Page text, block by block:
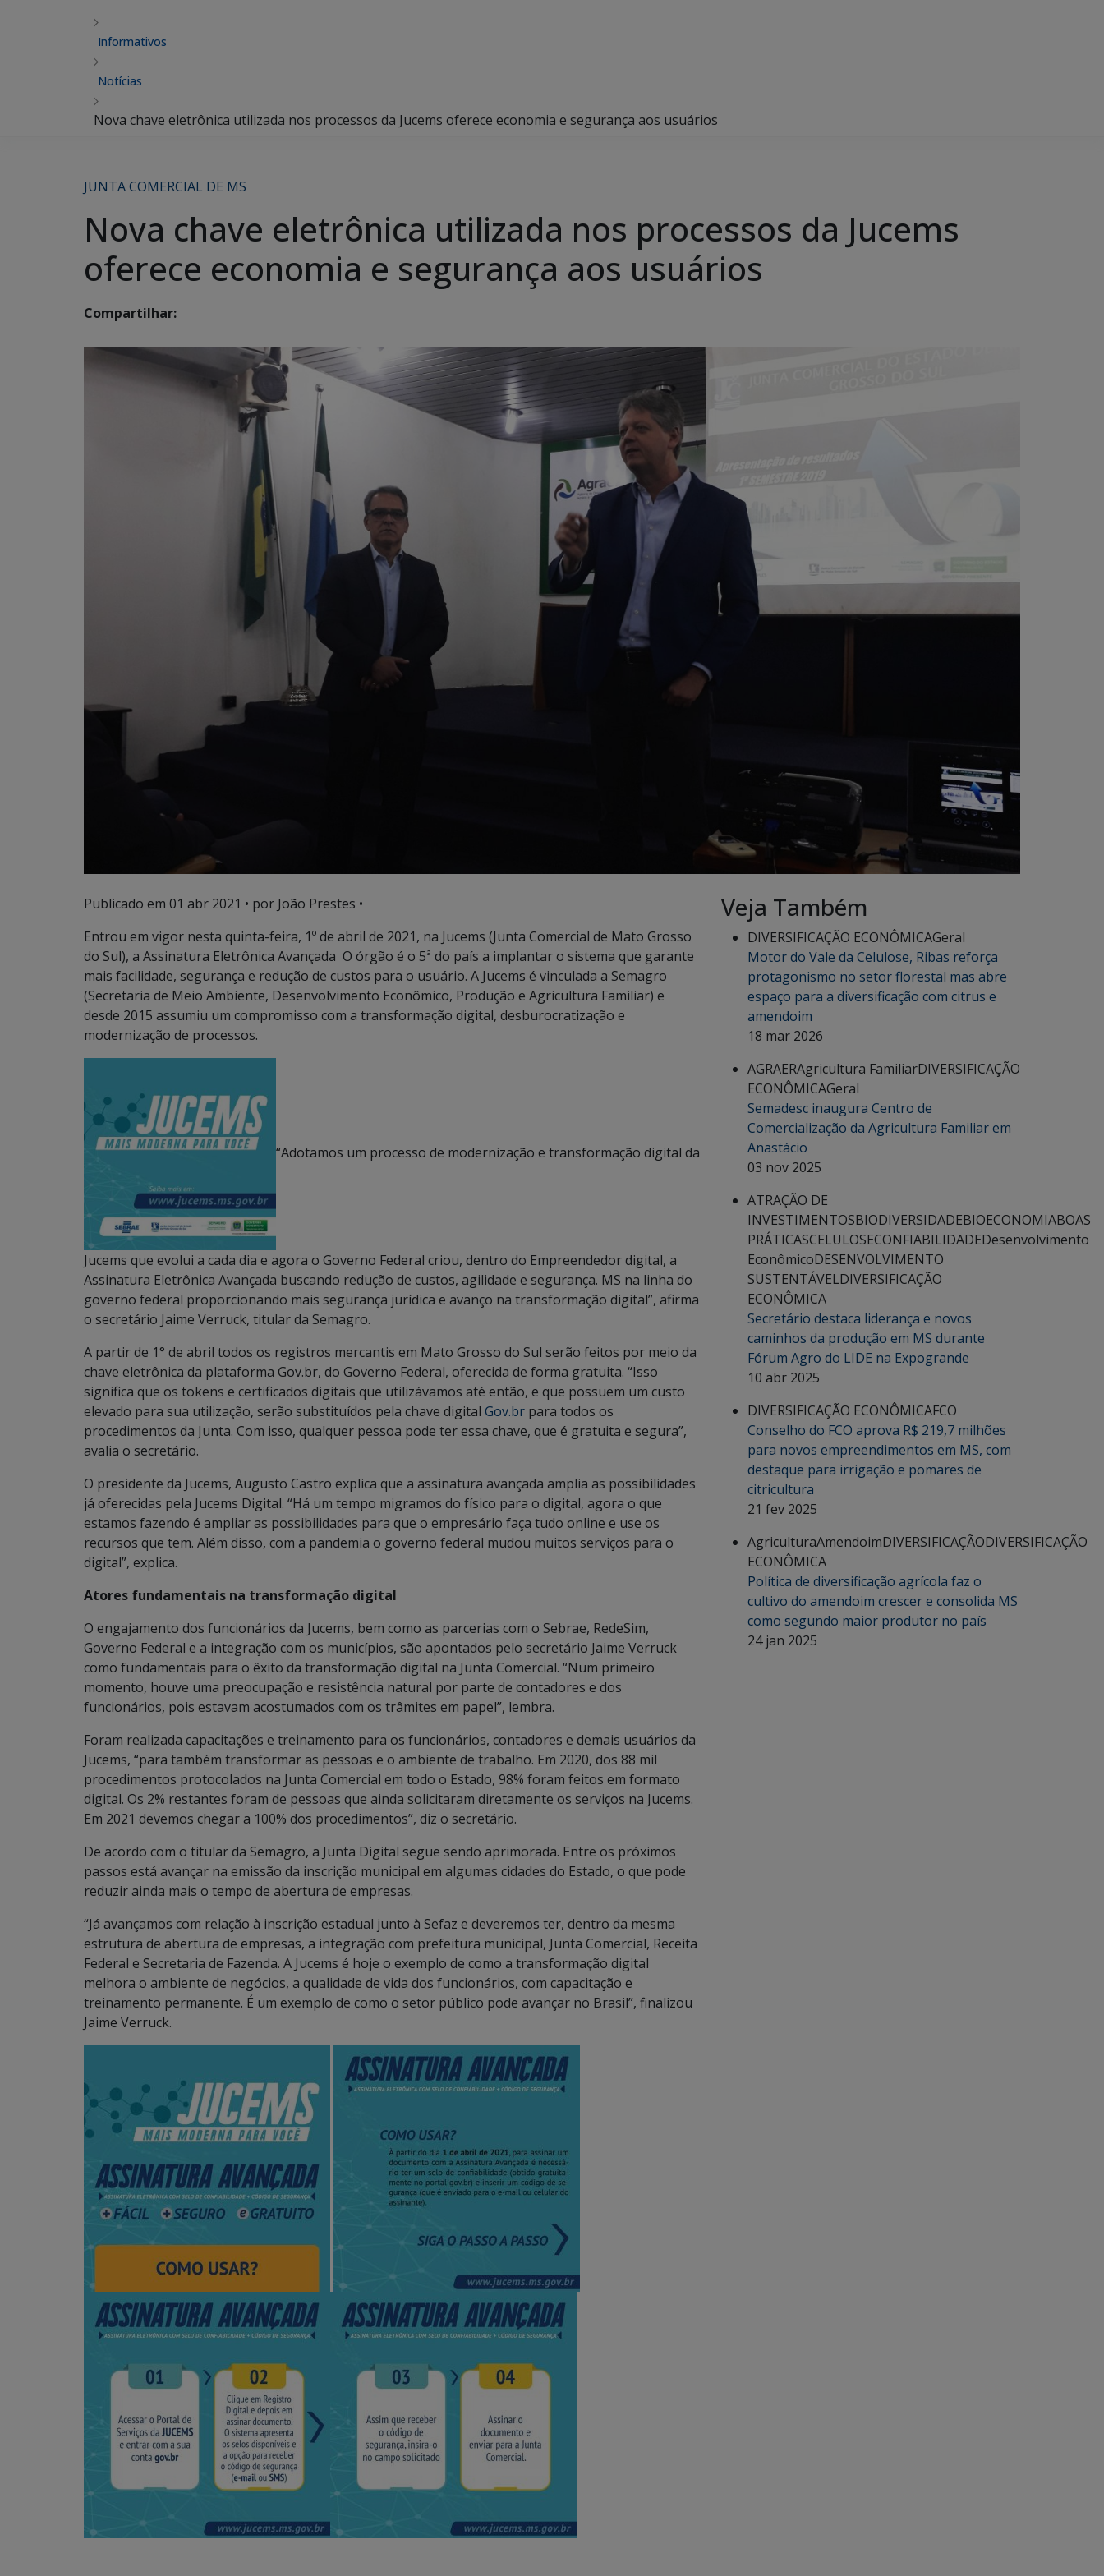
Informativos
Notícias
Nova chave eletrônica utilizada nos processos da Jucems oferece economia e segurança aos usuários
JUNTA COMERCIAL DE MS
Nova chave eletrônica utilizada nos processos da Jucems
oferece economia e segurança aos usuários
Compartilhar:
Publicado em 01 abr 2021 • por João Prestes •
Entrou em vigor nesta quinta-feira, 1º de abril de 2021, na Jucems (Junta Comercial de Mato Grosso
do Sul), a Assinatura Eletrônica Avançada O órgão é o 5ª do país a implantar o sistema que garante
mais facilidade, segurança e redução de custos para o usuário. A Jucems é vinculada a Semagro
(Secretaria de Meio Ambiente, Desenvolvimento Econômico, Produção e Agricultura Familiar) e
desde 2015 assumiu um compromisso com a transformação digital, desburocratização e
modernização de processos.
“Adotamos um processo de modernização e transformação digital da
Jucems que evolui a cada dia e agora o Governo Federal criou, dentro do Empreendedor digital, a
Assinatura Eletrônica Avançada buscando redução de custos, agilidade e segurança. MS na linha do
governo federal proporcionando mais segurança jurídica e avanço na transformação digital”, afirma
o secretário Jaime Verruck, titular da Semagro.
A partir de 1° de abril todos os registros mercantis em Mato Grosso do Sul serão feitos por meio da
chave eletrônica da plataforma Gov.br, do Governo Federal, oferecida de forma gratuita. “Isso
significa que os tokens e certificados digitais que utilizávamos até então, e que possuem um custo
elevado para sua utilização, serão substituídos pela chave digital Gov.br para todos os
procedimentos da Junta. Com isso, qualquer pessoa pode ter essa chave, que é gratuita e segura”,
avalia o secretário.
O presidente da Jucems, Augusto Castro explica que a assinatura avançada amplia as possibilidades
já oferecidas pela Jucems Digital. “Há um tempo migramos do físico para o digital, agora o que
estamos fazendo é ampliar as possibilidades para que o empresário faça tudo online e use os
recursos que tem. Além disso, com a pandemia o governo federal mudou muitos serviços para o
digital”, explica.
Atores fundamentais na transformação digital
O engajamento dos funcionários da Jucems, bem como as parcerias com o Sebrae, RedeSim,
Governo Federal e a integração com os municípios, são apontados pelo secretário Jaime Verruck
como fundamentais para o êxito da transformação digital na Junta Comercial. “Num primeiro
momento, houve uma preocupação e resistência natural por parte de contadores e dos
funcionários, pois estavam acostumados com os trâmites em papel”, lembra.
Foram realizada capacitações e treinamento para os funcionários, contadores e demais usuários da
Jucems, “para também transformar as pessoas e o ambiente de trabalho. Em 2020, dos 88 mil
procedimentos protocolados na Junta Comercial em todo o Estado, 98% foram feitos em formato
digital. Os 2% restantes foram de pessoas que ainda solicitaram diretamente os serviços na Jucems.
Em 2021 devemos chegar a 100% dos procedimentos”, diz o secretário.
De acordo com o titular da Semagro, a Junta Digital segue sendo aprimorada. Entre os próximos
passos está avançar na emissão da inscrição municipal em algumas cidades do Estado, o que pode
reduzir ainda mais o tempo de abertura de empresas.
“Já avançamos com relação à inscrição estadual junto à Sefaz e deveremos ter, dentro da mesma
estrutura de abertura de empresas, a integração com prefeitura municipal, Junta Comercial, Receita
Federal e Secretaria de Fazenda. A Jucems é hoje o exemplo de como a transformação digital
melhora o ambiente de negócios, a qualidade de vida dos funcionários, com capacitação e
treinamento permanente. É um exemplo de como o setor público pode avançar no Brasil”, finalizou
Jaime Verruck.
Veja Também
DIVERSIFICAÇÃO ECONÔMICAGeral
Motor do Vale da Celulose, Ribas reforça
protagonismo no setor florestal mas abre
espaço para a diversificação com citrus e
amendoim
18 mar 2026
AGRAERAgricultura FamiliarDIVERSIFICAÇÃO
ECONÔMICAGeral
Semadesc inaugura Centro de
Comercialização da Agricultura Familiar em
Anastácio
03 nov 2025
ATRAÇÃO DE
INVESTIMENTOSBIODIVERSIDADEBIOECONOMIABOAS
PRÁTICASCELULOSECONFIABILIDADEDesenvolvimento
EconômicoDESENVOLVIMENTO
SUSTENTÁVELDIVERSIFICAÇÃO
ECONÔMICA
Secretário destaca liderança e novos
caminhos da produção em MS durante
Fórum Agro do LIDE na Expogrande
10 abr 2025
DIVERSIFICAÇÃO ECONÔMICAFCO
Conselho do FCO aprova R$ 219,7 milhões
para novos empreendimentos em MS, com
destaque para irrigação e pomares de
citricultura
21 fev 2025
AgriculturaAmendoimDIVERSIFICAÇÃODIVERSIFICAÇÃO
ECONÔMICA
Política de diversificação agrícola faz o
cultivo do amendoim crescer e consolida MS
como segundo maior produtor no país
24 jan 2025